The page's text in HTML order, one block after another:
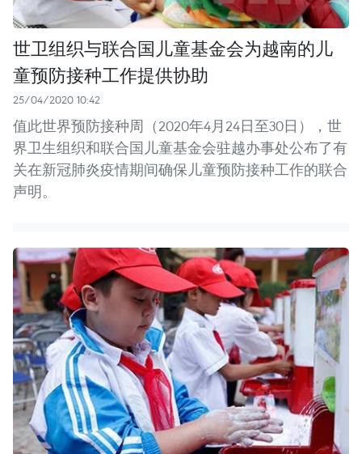
世卫组织与联合国儿童基金会为越南的儿
童预防接种工作提供协助
25/04/2020 10:42
值此世界预防接种周（2020年4月24日至30日），世
界卫生组织和联合国儿童基金会驻越办事处公布了有
关在新冠肺炎疫情期间确保儿童预防接种工作的联合
声明。